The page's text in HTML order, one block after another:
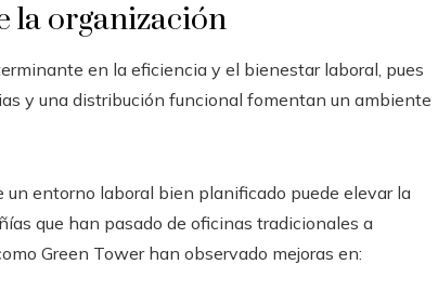
la organización
en la eficiencia y el bienestar laboral, pues
y una distribución funcional fomentan un ambiente
entorno laboral bien planificado puede elevar la
que han pasado de oficinas tradicionales a
Green Tower han observado mejoras en: